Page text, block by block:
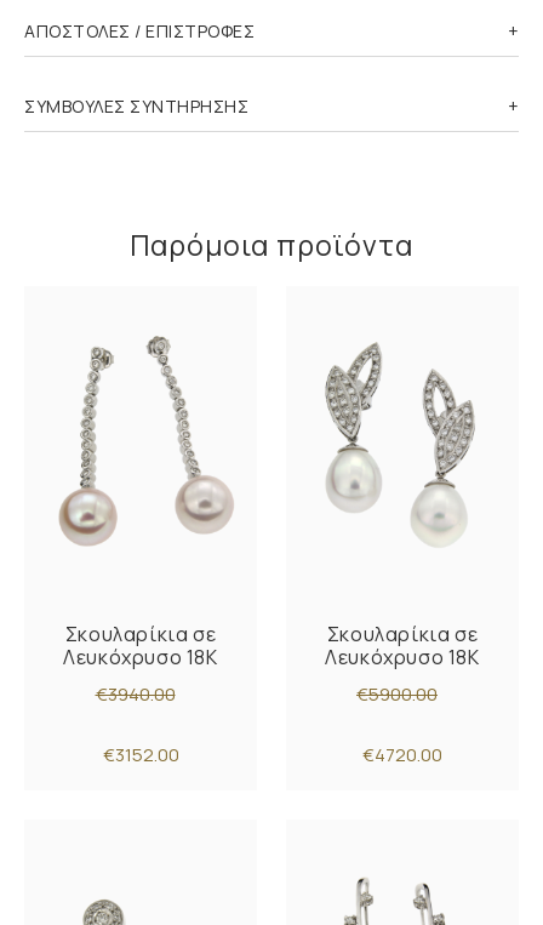
ΑΠΟΣΤΟΛΕΣ / ΕΠΙΣΤΡΟΦΕΣ
ΣΥΜΒΟΥΛΕΣ ΣΥΝΤΗΡΗΣΗΣ
Παρόμοια προϊόντα
Σκουλαρίκια σε
Λευκόχρυσο 18Κ
€3940.00
€3152.00
Σκουλαρίκια σε
Λευκόχρυσο 18Κ
€5900.00
€4720.00